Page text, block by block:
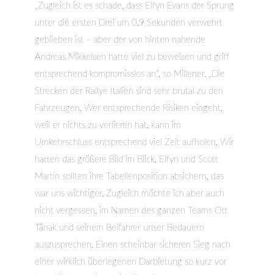
„Zugleich ist es schade, dass Elfyn Evans der Sprung
unter die ersten Drei um 0,9 Sekunden verwehrt
geblieben ist – aber der von hinten nahende
Andreas Mikkelsen hatte viel zu beweisen und griff
entsprechend kompromisslos an“, so Millener. „Die
Strecken der Rallye Italien sind sehr brutal zu den
Fahrzeugen. Wer entsprechende Risiken eingeht,
weil er nichts zu verlieren hat, kann im
Umkehrschluss entsprechend viel Zeit aufholen. Wir
hatten das größere Bild im Blick, Elfyn und Scott
Martin sollten ihre Tabellenposition absichern, das
war uns wichtiger. Zugleich möchte ich aber auch
nicht vergessen, im Namen des ganzen Teams Ott
Tänak und seinem Beifahrer unser Bedauern
auszusprechen. Einen scheinbar sicheren Sieg nach
einer wirklich überlegenen Darbietung so kurz vor